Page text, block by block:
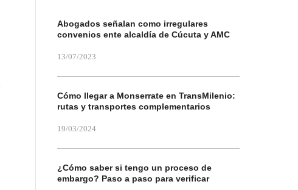
Abogados señalan como irregulares
convenios ente alcaldía de Cúcuta y AMC
13/07/2023
Cómo llegar a Monserrate en TransMilenio:
rutas y transportes complementarios
19/03/2024
¿Cómo saber si tengo un proceso de
embargo? Paso a paso para verificar